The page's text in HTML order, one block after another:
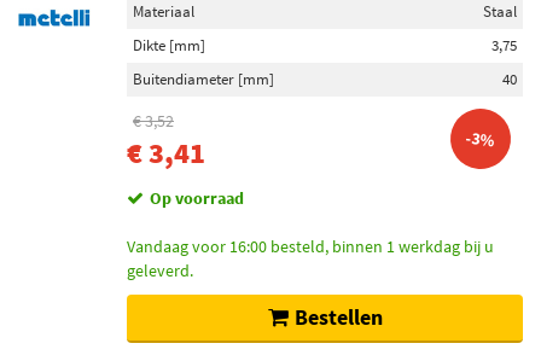
Materiaal
Staal
Dikte [mm]
3,75
Buitendiameter [mm]
40
€ 3,52
€ 3,41 -3%
Op voorraad
Vandaag voor 16:00 besteld, binnen 1 werkdag bij u
geleverd.
Bestellen